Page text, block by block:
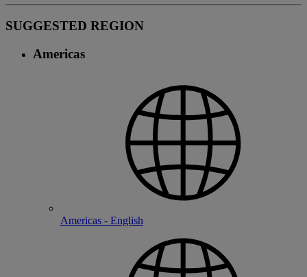
SUGGESTED REGION
Americas
Americas - English